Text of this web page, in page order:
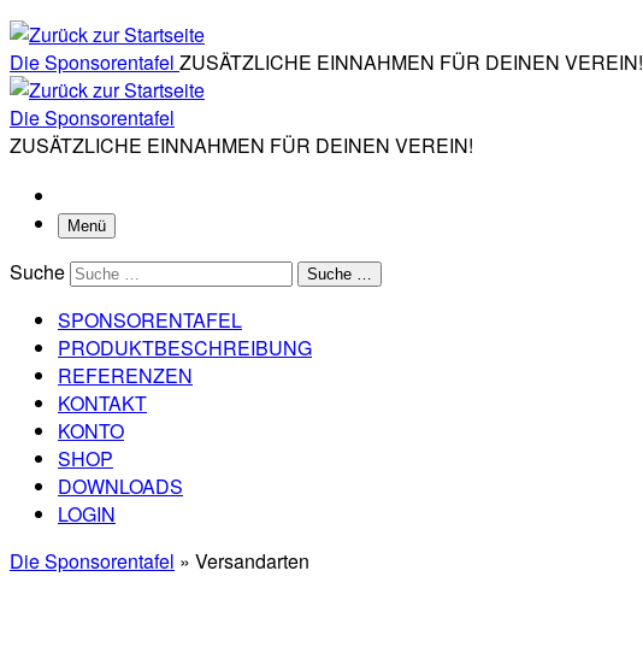
Die Sponsorentafel ZUSÄTZLICHE EINNAHMEN FÜR DEINEN VEREIN!
Die Sponsorentafel
ZUSÄTZLICHE EINNAHMEN FÜR DEINEN VEREIN!
Menü
Suche Suche …
SPONSORENTAFEL
PRODUKTBESCHREIBUNG
REFERENZEN
KONTAKT
KONTO
SHOP
DOWNLOADS
LOGIN
Die Sponsorentafel » Versandarten